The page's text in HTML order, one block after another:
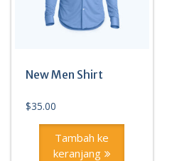
New Men Shirt
$35.00
Tambah ke
keranjang